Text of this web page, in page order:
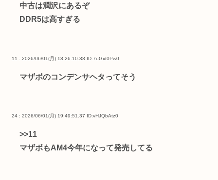
中古は潤沢にあるぞ
DDR5は高すぎる
11 : 2026/06/01(月) 18:26:10.38 ID:7oGxt0Pw0
マザボのコンデンサヘタってそう
24 : 2026/06/01(月) 19:49:51.37 ID:vHJQbAtz0
>>11
マザボもAM4今年になって発売してる